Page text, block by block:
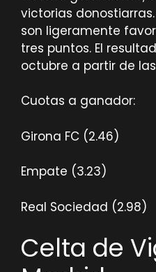
victorias
son ligeramente
tres puntos. El
octubre a partir de las
Cuotas a ganador:
Girona FC (2.46)
Empate (3.23)
Real Sociedad (2.98)
Celta de